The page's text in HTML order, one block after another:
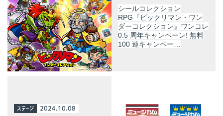
シールコレクション
RPG『ビックリマン・ワン
ダーコレクション』ワンコレ
0.5 周年キャンペーン! 無料
100 連キャンペー…
ステージ 2024.10.08